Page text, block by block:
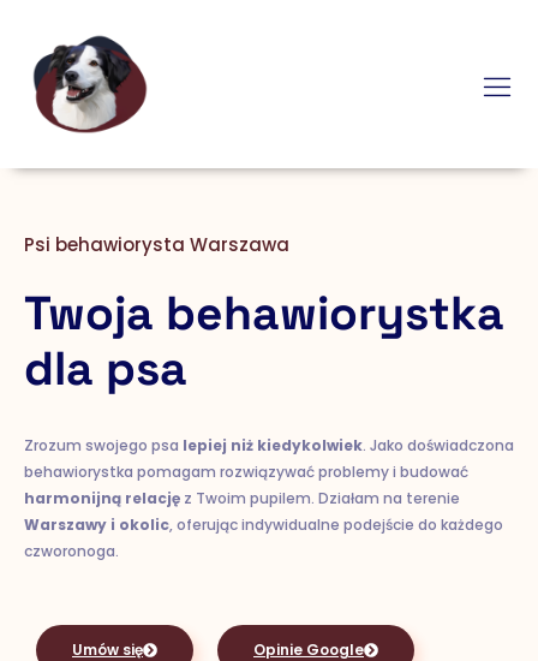
Psi behawiorysta Warszawa
Twoja behawiorystka
dla psa
Zrozum swojego psa lepiej niż kiedykolwiek. Jako doświadczona
behawiorystka pomagam rozwiązywać problemy i budować
harmonijną relację z Twoim pupilem. Działam na terenie
Warszawy i okolic, oferując indywidualne podejście do każdego
czworonoga.
Umów się Opinie Google